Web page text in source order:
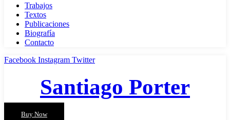
Trabajos
Textos
Publicaciones
Biografía
Contacto
Facebook Instagram Twitter
Santiago Porter
Buy Now